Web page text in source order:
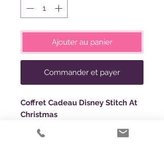
Ajouter au panier
Commander et payer
Coffret Cadeau Disney Stitch At
Christmas
Le compagnon idéal pour les
déplacements en cette saison des